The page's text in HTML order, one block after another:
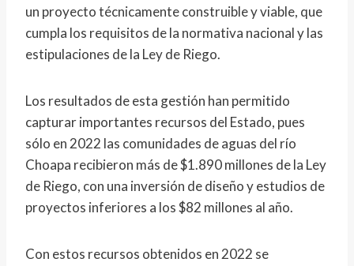
un proyecto técnicamente construible y viable, que
cumpla los requisitos de la normativa nacional y las
estipulaciones de la Ley de Riego.
Los resultados de esta gestión han permitido
capturar importantes recursos del Estado, pues
sólo en 2022 las comunidades de aguas del río
Choapa recibieron más de $1.890 millones de la Ley
de Riego, con una inversión de diseño y estudios de
proyectos inferiores a los $82 millones al año.
Con estos recursos obtenidos en 2022 se